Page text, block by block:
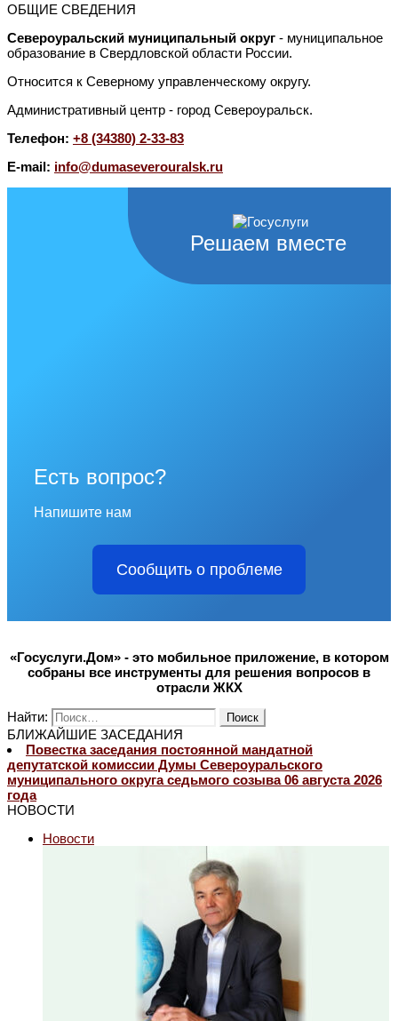
ОБЩИЕ СВЕДЕНИЯ
Североуральский муниципальный округ - муниципальное
образование в Свердловской области России.
Относится к Северному управленческому округу.
Административный центр - город Североуральск.
Телефон: +8 (34380) 2-33-83
E-mail: info@dumaseverouralsk.ru
Решаем вместе
Есть вопрос?
Напишите нам
Сообщить о проблеме
«Госуслуги.Дом» - это мобильное приложение, в котором
собраны все инструменты для решения вопросов в
отрасли ЖКХ
Найти:
БЛИЖАЙШИЕ ЗАСЕДАНИЯ
Повестка заседания постоянной мандатной
депутатской комиссии Думы Североуральского
муниципального округа седьмого созыва 06 августа 2026
года
НОВОСТИ
Новости